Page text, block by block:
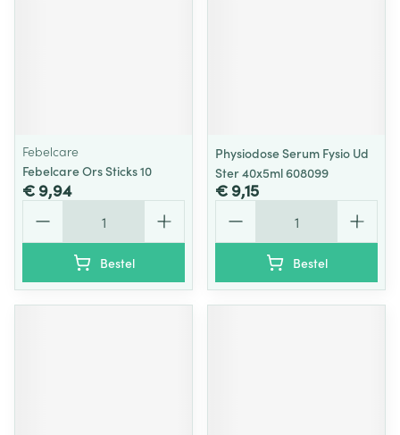
Febelcare
Febelcare Ors Sticks 10
€ 9,94
Bestel
Physiodose Serum Fysio Ud
Ster 40x5ml 608099
€ 9,15
Bestel